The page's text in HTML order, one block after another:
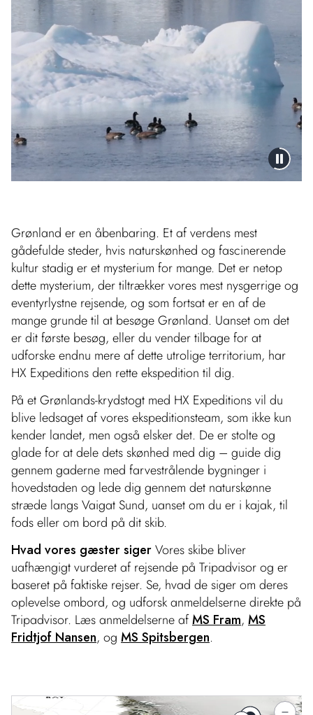
Grønland er en åbenbaring. Et af verdens mest
gådefulde steder, hvis naturskønhed og fascinerende
kultur stadig er et mysterium for mange. Det er netop
dette mysterium, der tiltrækker vores mest nysgerrige og
eventyrlystne rejsende, og som fortsat er en af de
mange grunde til at besøge Grønland. Uanset om det
er dit første besøg, eller du vender tilbage for at
udforske endnu mere af dette utrolige territorium, har
HX Expeditions den rette ekspedition til dig.
På et Grønlands-krydstogt med HX Expeditions vil du
blive ledsaget af vores ekspeditionsteam, som ikke kun
kender landet, men også elsker det. De er stolte og
glade for at dele dets skønhed med dig – guide dig
gennem gaderne med farvestrålende bygninger i
hovedstaden og lede dig gennem det naturskønne
stræde langs Vaigat Sund, uanset om du er i kajak, til
fods eller om bord på dit skib.
Hvad vores gæster sigerVores skibe bliver
uafhængigt vurderet af rejsende på Tripadvisor og er
baseret på faktiske rejser. Se, hvad de siger om deres
oplevelse ombord, og udforsk anmeldelserne direkte på
Tripadvisor. Læs anmeldelserne afMS Fram, MS
Fridtjof Nansen, og MS Spitsbergen.